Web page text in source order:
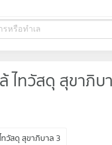
หรือทำเล
ไทวัสดุ สุขาภิบ
ทวัสดุ สุขาภิบาล 3